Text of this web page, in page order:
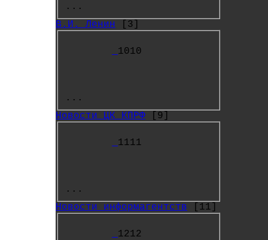
...
В.И. Ленин
[3]
1010
...
Новости ЦК КПРФ
[9]
1111
...
Новости информагентств
[11]
1212